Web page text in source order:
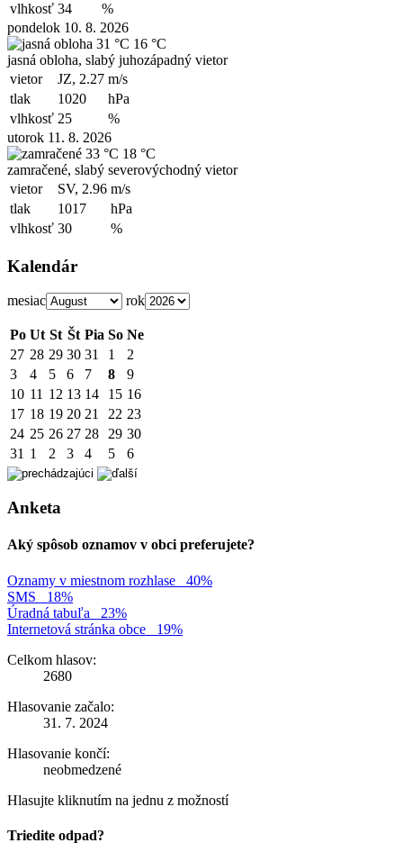
vlhkosť 34
%
pondelok 10. 8. 2026
31 °C 16 °C
jasná obloha, slabý juhozápadný vietor
vietor
JZ, 2.27 m/s
tlak
1020
hPa
vlhkosť 25
%
utorok 11. 8. 2026
33 °C 18 °C
zamračené, slabý severovýchodný vietor
vietor
SV, 2.96 m/s
tlak
1017
hPa
vlhkosť 30 %
Kalendár
mesiac rok
Po Ut St Št Pia So Ne
27 28 29 30 31 1
2
3
4 5 6 7 8
9
10 11 12 13 14 15 16
17 18 19 20 21 22 23
24 25 26 27 28 29 30
31 1 2 3 4 5 6
Anketa
Aký spôsob oznamov v obci preferujete?
Oznamy v miestnom rozhlase
40%
SMS
18%
Úradná tabuľa
23%
Internetová stránka obce
19%
Celkom hlasov:
2680
Hlasovanie začalo:
31. 7. 2024
Hlasovanie končí:
neobmedzené
Hlasujte kliknutím na jednu z možností
Triedite odpad?